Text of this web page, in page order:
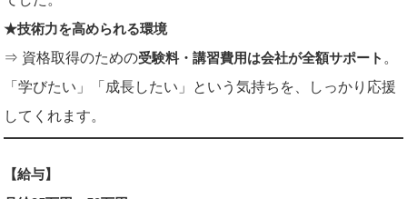
★技術力を高められる環境
⇒ 資格取得のための受験料・講習費用は会社が全額サポート。
「学びたい」「成長したい」という気持ちを、しっかり応援
してくれます。
【給与】